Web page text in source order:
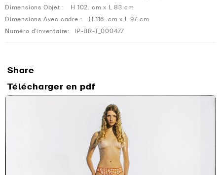
Dimensions Objet :
H 102. cm x L 83 cm
Dimensions Avec cadre :
H 116. cm x L 97 cm
Numéro d'inventaire:
IP-BR-T_000477
Share
Télécharger en pdf